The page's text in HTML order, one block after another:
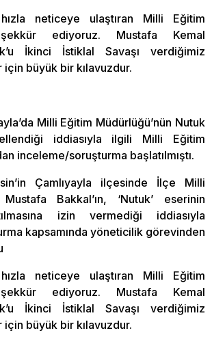
hızla neticeye ulaştıran Milli Eğitim
ediyoruz. Mustafa Kemal
İkinci İstiklal Savaşı verdiğimiz
büyük bir kılavuzdur.
Milli Eğitim Müdürlüğü’nün Nutuk
iddiasıyla ilgili Milli Eğitim
inceleme/soruşturma başlatılmıştı.
Çamlıyayla ilçesinde İlçe Milli
Bakkal’ın, ‘Nutuk’ eserinin
izin vermediği iddiasıyla
kapsamında yöneticilik görevinden
hızla neticeye ulaştıran Milli Eğitim
ediyoruz. Mustafa Kemal
İkinci İstiklal Savaşı verdiğimiz
büyük bir kılavuzdur.